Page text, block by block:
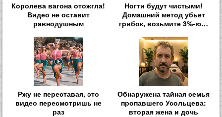
Королева вагона отожгла!
Видео не оставит
равнодушным
Ногти будут чистыми!
Домашний метод убьет
грибок, возьмите 3%-ю…
Ржу не переставая, это
видео пересмотришь не
раз
Обнаружена тайная семья
пропавшего Усольцева:
вторая жена и дочь